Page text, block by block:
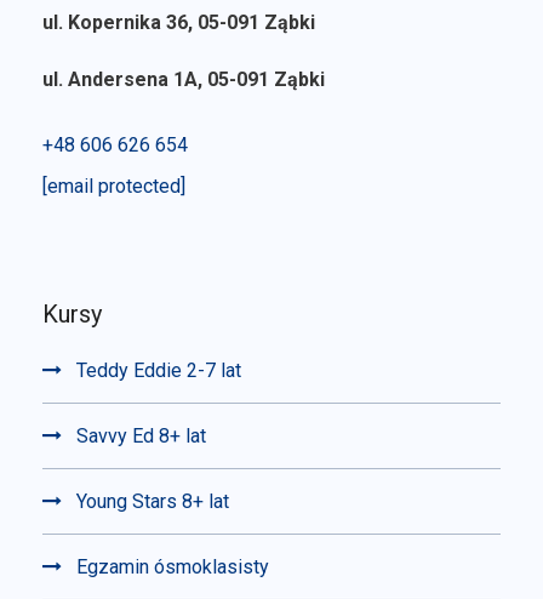
ul. Kopernika 36, 05-091 Ząbki
ul. Andersena 1A, 05-091 Ząbki
+48 606 626 654
[email protected]
Kursy
Teddy Eddie 2-7 lat
Savvy Ed 8+ lat
Young Stars 8+ lat
Egzamin ósmoklasisty